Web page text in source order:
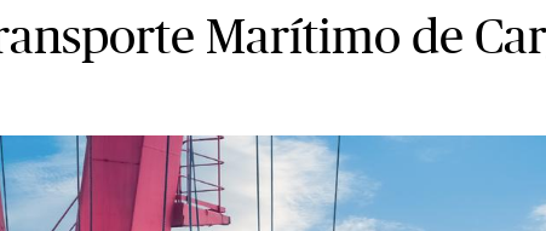
Marítimo de